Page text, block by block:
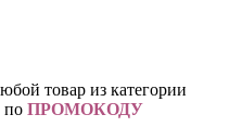
товар из категории
по ПРОМОКОДУ